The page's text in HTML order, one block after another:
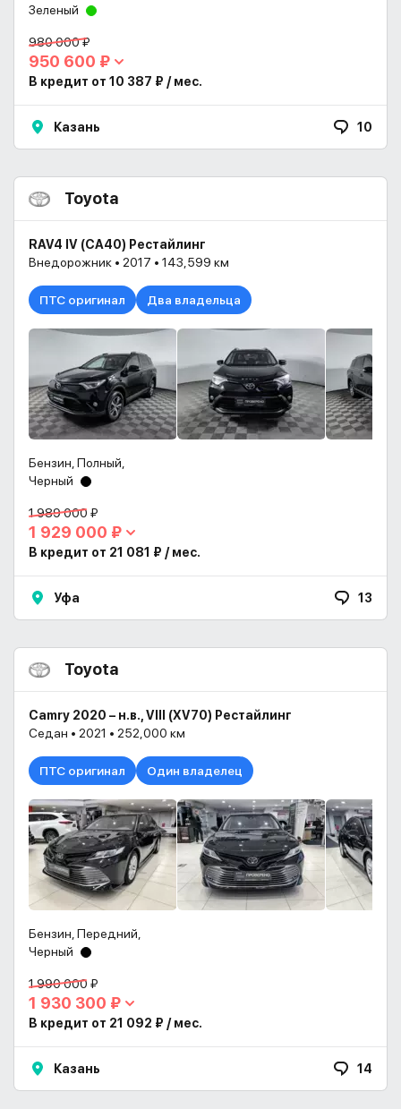
Зеленый
980 000 ₽
950 600 ₽
В кредит от 10 387 ₽ / мес.
Казань 10
Toyota
RAV4 IV (CA40) Рестайлинг
Внедорожник • 2017 • 143,599 км
ПТС оригинал Два владельца
Бензин, Полный,
Черный
1 989 000 ₽
1 929 000 ₽
В кредит от 21 081 ₽ / мес.
Уфа 13
Toyota
Camry 2020 – н.в., VIII (XV70) Рестайлинг
Седан • 2021 • 252,000 км
ПТС оригинал Один владелец
Бензин, Передний,
Черный
1 990 000 ₽
1 930 300 ₽
В кредит от 21 092 ₽ / мес.
Казань 14